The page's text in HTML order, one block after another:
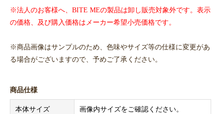
※法人のお客様へ、BITE MEの製品は卸し販売対象外です。表示
の価格、及び購入価格はメーカー希望小売価格です。
※商品画像はサンプルのため、色味やサイズ等の仕様に変更があ
る場合がございますので、予めご了承ください。
商品仕様
本体サイズ 画像内サイズをご確認ください。